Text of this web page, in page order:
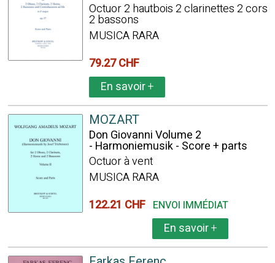
Octuor 2 hautbois 2 clarinettes 2 cors
2 bassons
MUSICA RARA
79.27 CHF
En savoir+
MOZART
Don Giovanni Volume 2
- Harmoniemusik - Score + parts
Octuor à vent
MUSICA RARA
122.21 CHF ENVOI IMMÉDIAT
En savoir+